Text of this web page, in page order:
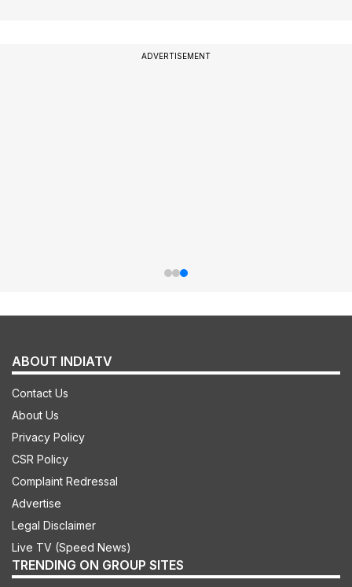
ADVERTISEMENT
ABOUT INDIATV
Contact Us
About Us
Privacy Policy
CSR Policy
Complaint Redressal
Advertise
Legal Disclaimer
Live TV (Speed News)
TRENDING ON GROUP SITES